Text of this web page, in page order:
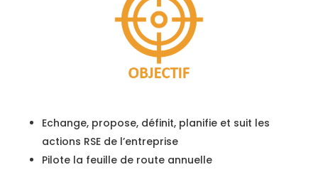
Echange, propose, définit, planifie et suit les
actions RSE de l’entreprise
Pilote la feuille de route annuelle